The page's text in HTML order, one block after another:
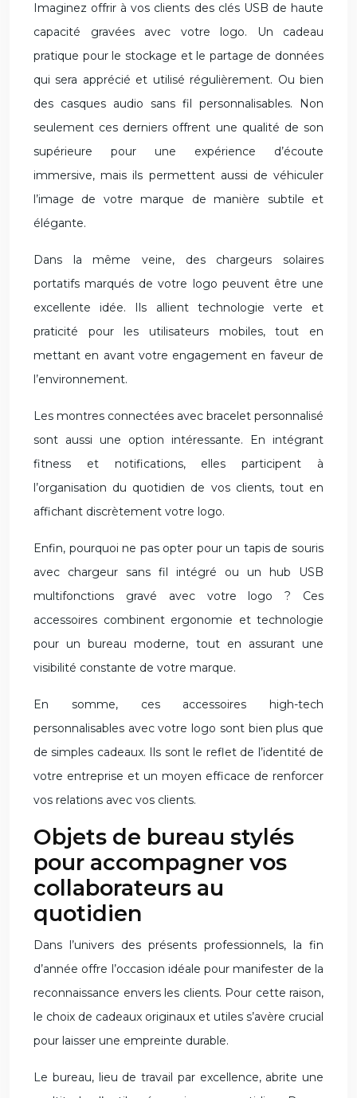
Imaginez offrir à vos clients des clés USB de haute
capacité gravées avec votre logo. Un cadeau
pratique pour le stockage et le partage de données
qui sera apprécié et utilisé régulièrement. Ou bien
des casques audio sans fil personnalisables. Non
seulement ces derniers offrent une qualité de son
supérieure pour une expérience d’écoute
immersive, mais ils permettent aussi de véhiculer
l’image de votre marque de manière subtile et
élégante.
Dans la même veine, des chargeurs solaires
portatifs marqués de votre logo peuvent être une
excellente idée. Ils allient technologie verte et
praticité pour les utilisateurs mobiles, tout en
mettant en avant votre engagement en faveur de
l’environnement.
Les montres connectées avec bracelet personnalisé
sont aussi une option intéressante. En intégrant
fitness et notifications, elles participent à
l’organisation du quotidien de vos clients, tout en
affichant discrètement votre logo.
Enfin, pourquoi ne pas opter pour un tapis de souris
avec chargeur sans fil intégré ou un hub USB
multifonctions gravé avec votre logo ? Ces
accessoires combinent ergonomie et technologie
pour un bureau moderne, tout en assurant une
visibilité constante de votre marque.
En somme, ces accessoires high-tech
personnalisables avec votre logo sont bien plus que
de simples cadeaux. Ils sont le reflet de l’identité de
votre entreprise et un moyen efficace de renforcer
vos relations avec vos clients.
Objets de bureau stylés
pour accompagner vos
collaborateurs au
quotidien
Dans l’univers des présents professionnels, la fin
d’année offre l’occasion idéale pour manifester de la
reconnaissance envers les clients. Pour cette raison,
le choix de cadeaux originaux et utiles s’avère crucial
pour laisser une empreinte durable.
Le bureau, lieu de travail par excellence, abrite une